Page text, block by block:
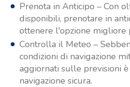
Prenota in Anticipo – Con
disponibili, prenotare in
ottenere l'opzione migliore
Controlla il Meteo –
condizioni di navigazione
aggiornati sulle previsioni
navigazione sicura.